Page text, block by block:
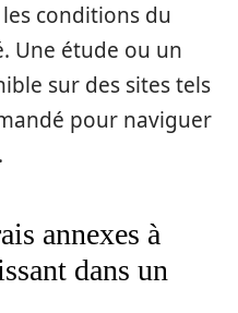
conditions du
Une étude ou un
sur des sites tels
pour naviguer
annexes à
dans un